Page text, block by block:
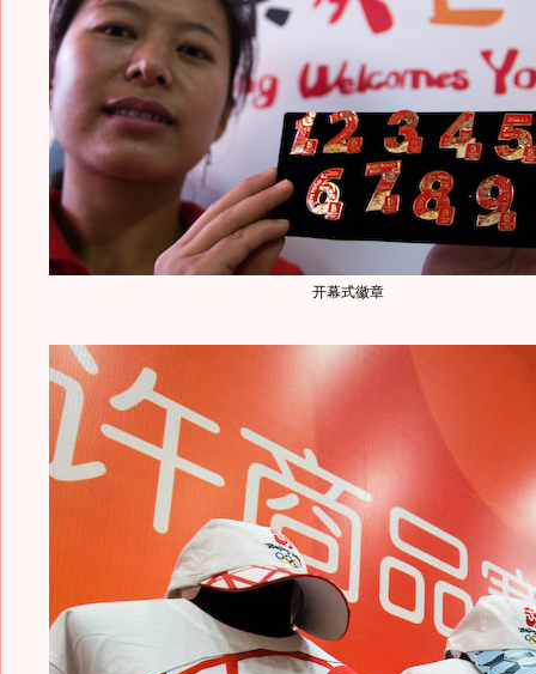
开幕式徽章